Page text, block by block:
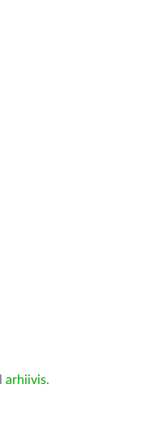
arhiivis.